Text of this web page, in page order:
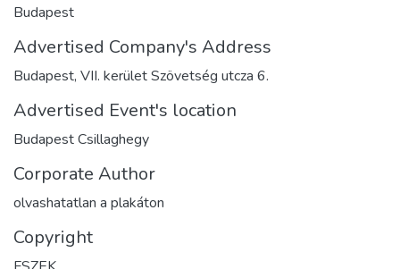
Budapest
Advertised Company's Address
Budapest, VII. kerület Szövetség utcza 6.
Advertised Event's location
Budapest Csillaghegy
Corporate Author
olvashatatlan a plakáton
Copyright